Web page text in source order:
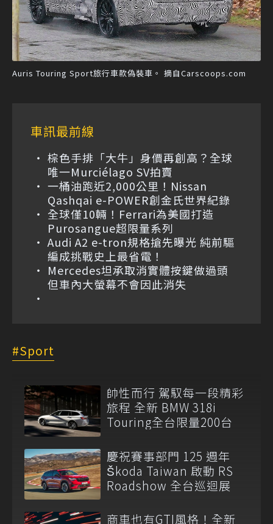
Auris Touring Sport旅行車款偽裝車。 摘自Carscoops.com
車訊最前線
棕色手排「大牛」身價再創高？全球
唯一Murciélago SV拍賣
一桶油跑近2,000公里！Nissan
Qashqai e-POWER創金氏世界紀錄
全球僅10輛！Ferrari為美國打造
Purosangue超限量系列
Audi A2 e-tron規格搶先曝光 純前驅
編成挑戰史上最省電！
Mercedes坦承取消實體按鍵做過頭
但車內大螢幕不會因此消失
Sport
帥性而行 駕馭每一段精彩
旅程 全新 BMW 318i
Touring全台限量200台
慶祝賽事部門 125 週年
Škoda Taiwan 啟動 RS
Roadshow 全台巡迴展
商車也有GTI風格！全新